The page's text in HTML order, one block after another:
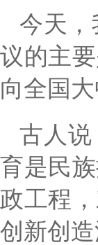
今天
议的主
向全国
古人说
育是民
政工程
创新创